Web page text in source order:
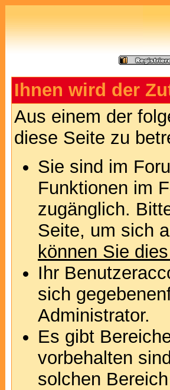
Ihnen wird der
Aus einem der
diese Seite zu
Sie sind im
Funktionen im
zugänglich.
Seite, um sich
können Sie
Ihr
sich
Administrator.
Es gibt
vorbehalten
solchen